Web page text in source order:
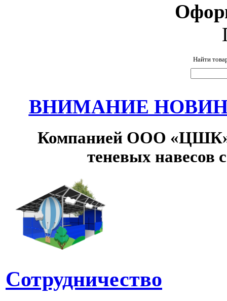
Найти
ВНИМАНИЕ
Компанией ООО «ЦШК»
теневых навесов
Сотрудничество